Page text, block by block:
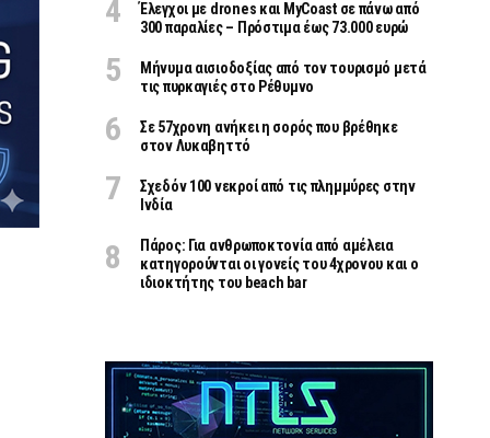
Έλεγχοι με drones και MyCoast σε πάνω από
300 παραλίες – Πρόστιμα έως 73.000 ευρώ
Μήνυμα αισιοδοξίας από τον τουρισμό μετά
τις πυρκαγιές στο Ρέθυμνο
Σε 57χρονη ανήκει η σορός που βρέθηκε
στον Λυκαβηττό
Σχεδόν 100 νεκροί από τις πλημμύρες στην
Ινδία
Πάρος: Για ανθρωποκτονία από αμέλεια
κατηγορούνται οι γονείς του 4χρονου και ο
ιδιοκτήτης του beach bar